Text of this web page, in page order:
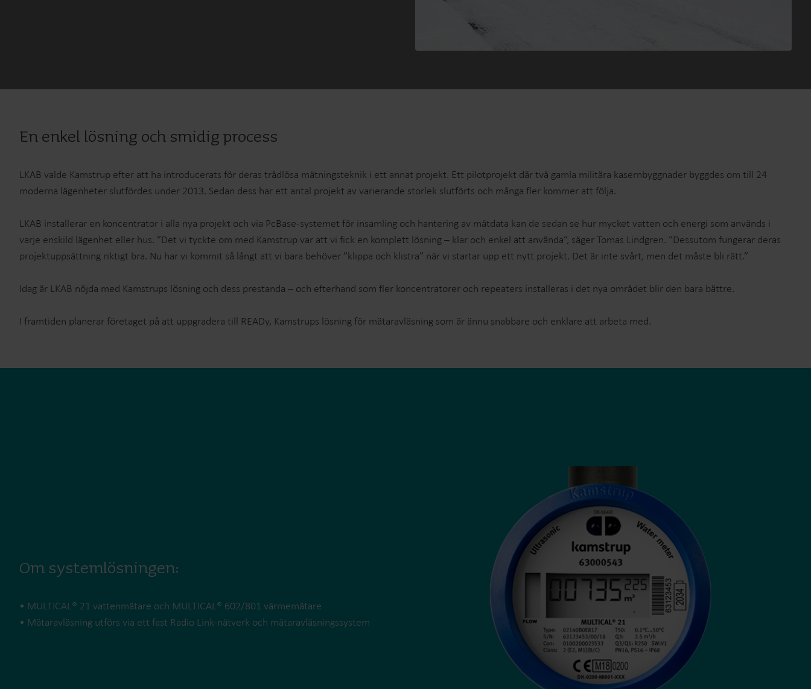
En enkel lösning och smidig process
LKAB valde Kamstrup efter att ha introducerats för deras trådlösa mätningsteknik i ett annat projekt. Ett pilotprojekt där två gamla militära kasernbyggnader byggdes om till 24
moderna lägenheter slutfördes under 2013. Sedan dess har ett antal projekt av varierande storlek slutförts och många fler kommer att följa.
LKAB installerar en koncentrator i alla nya projekt och via PcBase-systemet för insamling och hantering av mätdata kan de sedan se hur mycket vatten och energi som används i
varje enskild lägenhet eller hus. ”Det vi tyckte om med Kamstrup var att vi fick en komplett lösning – klar och enkel att använda”, säger Tomas Lindgren. ”Dessutom fungerar deras
projektuppsättning riktigt bra. Nu har vi kommit så långt att vi bara behöver ”klippa och klistra” när vi startar upp ett nytt projekt. Det är inte svårt, men det måste bli rätt.”
Idag är LKAB nöjda med Kamstrups lösning och dess prestanda – och efterhand som fler koncentratorer och repeaters installeras i det nya området blir den bara bättre.
I framtiden planerar företaget på att uppgradera till READy, Kamstrups lösning för mätaravläsning som är ännu snabbare och enklare att arbeta med.
Om systemlösningen:
• MULTICAL® 21 vattenmätare och MULTICAL® 602/801 värmemätare
• Mätaravläsning utförs via ett fast Radio Link-nätverk och mätaravläsningssystem